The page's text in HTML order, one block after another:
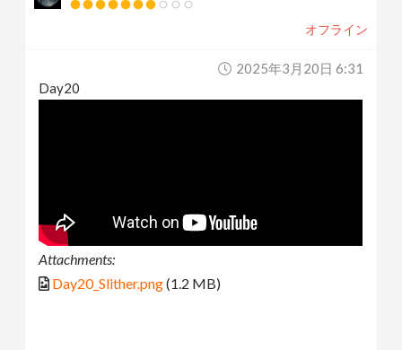
オフライン
2025年3月20日 6:31
Day20
Attachments:
Day20_Slither.png(1.2 MB)